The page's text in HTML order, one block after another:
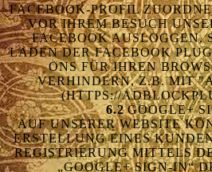
FACEBOOK-PROFIL
VOR IHREM BESUCH
FACEBOOK AUSLOGGEN.
LADEN DER FACEBOOK
ONS FÜR IHREN
VERHINDERN, Z.B. MIT
(HTTPS://
6.2GOOGLE+
AUF UNSERER WEBSITE
ERSTELLUNG EINES
REGISTRIERUNG MITTELS
„GOOGLE+ SIGN-IN“